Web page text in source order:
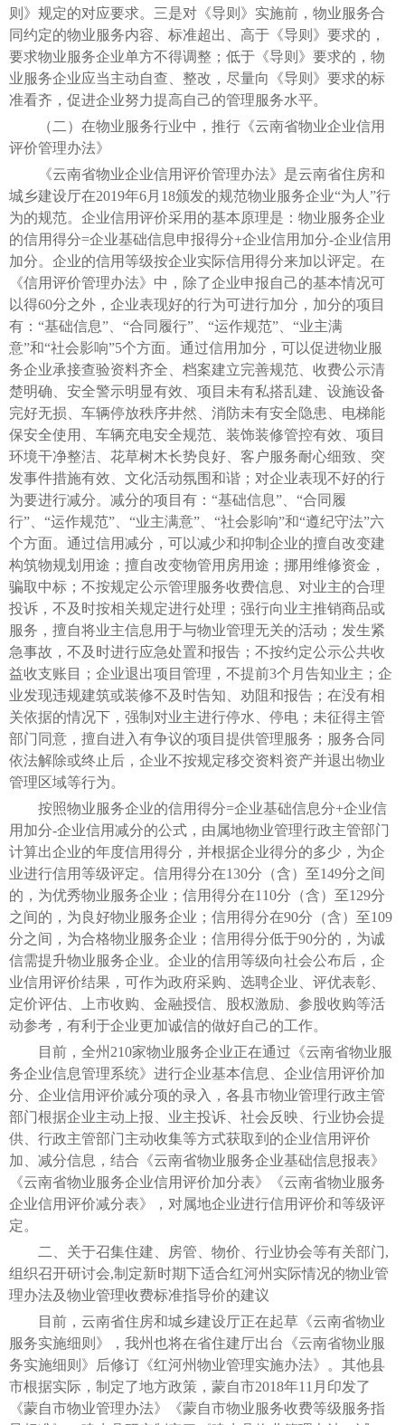
则》规定的对应要求。三是对《导则》实施前，物业服务合
同约定的物业服务内容、标准超出、高于《导则》要求的，
要求物业服务企业单方不得调整；低于《导则》要求的，物
业服务企业应当主动自查、整改，尽量向《导则》要求的标
准看齐，促进企业努力提高自己的管理服务水平。
（二）在物业服务行业中，推行《云南省物业企业信用
评价管理办法》
《云南省物业企业信用评价管理办法》是云南省住房和
城乡建设厅在2019年6月18颁发的规范物业服务企业“为人”行
为的规范。企业信用评价采用的基本原理是：物业服务企业
的信用得分=企业基础信息申报得分+企业信用加分-企业信用
加分。企业的信用等级按企业实际信用得分来加以评定。在
《信用评价管理办法》中，除了企业申报自己的基本情况可
以得60分之外，企业表现好的行为可进行加分，加分的项目
有：“基础信息”、“合同履行”、“运作规范”、“业主满
意”和“社会影响”5个方面。通过信用加分，可以促进物业服
务企业承接查验资料齐全、档案建立完善规范、收费公示清
楚明确、安全警示明显有效、项目未有私搭乱建、设施设备
完好无损、车辆停放秩序井然、消防未有安全隐患、电梯能
保安全使用、车辆充电安全规范、装饰装修管控有效、项目
环境干净整洁、花草树木长势良好、客户服务耐心细致、突
发事件措施有效、文化活动氛围和谐；对企业表现不好的行
为要进行减分。减分的项目有：“基础信息”、“合同履
行”、“运作规范”、“业主满意”、“社会影响”和“遵纪守法”六
个方面。通过信用减分，可以减少和抑制企业的擅自改变建
构筑物规划用途；擅自改变物管用房用途；挪用维修资金，
骗取中标；不按规定公示管理服务收费信息、对业主的合理
投诉，不及时按相关规定进行处理；强行向业主推销商品或
服务，擅自将业主信息用于与物业管理无关的活动；发生紧
急事故，不及时进行应急处置和报告；不按约定公示公共收
益收支账目；企业退出项目管理，不提前3个月告知业主；企
业发现违规建筑或装修不及时告知、劝阻和报告；在没有相
关依据的情况下，强制对业主进行停水、停电；未征得主管
部门同意，擅自进入有争议的项目提供管理服务；服务合同
依法解除或终止后，企业不按规定移交资料资产并退出物业
管理区域等行为。
按照物业服务企业的信用得分=企业基础信息分+企业信
用加分-企业信用减分的公式，由属地物业管理行政主管部门
计算出企业的年度信用得分，并根据企业得分的多少，为企
业进行信用等级评定。信用得分在130分（含）至149分之间
的，为优秀物业服务企业；信用得分在110分（含）至129分
之间的，为良好物业服务企业；信用得分在90分（含）至109
分之间，为合格物业服务企业；信用得分低于90分的，为诚
信需提升物业服务企业。企业的信用等级向社会公布后，企
业信用评价结果，可作为政府采购、选聘企业、评优表彰、
定价评估、上市收购、金融授信、股权激励、参股收购等活
动参考，有利于企业更加诚信的做好自己的工作。
目前，全州210家物业服务企业正在通过《云南省物业服
务企业信息管理系统》进行企业基本信息、企业信用评价加
分、企业信用评价减分项的录入，各县市物业管理行政主管
部门根据企业主动上报、业主投诉、社会反映、行业协会提
供、行政主管部门主动收集等方式获取到的企业信用评价
加、减分信息，结合《云南省物业服务企业基础信息报表》
《云南省物业服务企业信用评价加分表》《云南省物业服务
企业信用评价减分表》，对属地企业进行信用评价和等级评
定。
二、关于召集住建、房管、物价、行业协会等有关部门,
组织召开研讨会,制定新时期下适合红河州实际情况的物业管
理办法及物业管理收费标准指导价的建议
目前，云南省住房和城乡建设厅正在起草《云南省物业
服务实施细则》，我州也将在省住建厅出台《云南省物业服
务实施细则》后修订《红河州物业管理实施办法》。其他县
市根据实际，制定了地方政策，蒙自市2018年11月印发了
《蒙自市物业管理办法》《蒙自市物业服务收费等级服务指